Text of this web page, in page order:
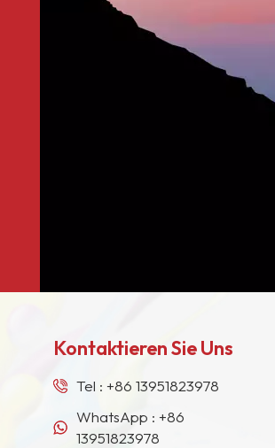
Kontaktieren Sie Uns
Tel :+86 13951823978
WhatsApp :+86
13951823978